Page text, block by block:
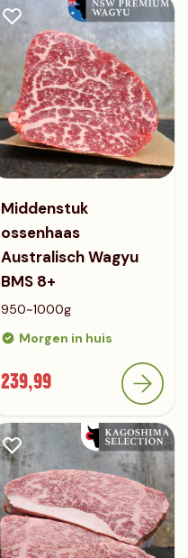
Middenstuk
ossenhaas
Australisch Wagyu
BMS 8+
950~1000g
Morgen in huis
239,99